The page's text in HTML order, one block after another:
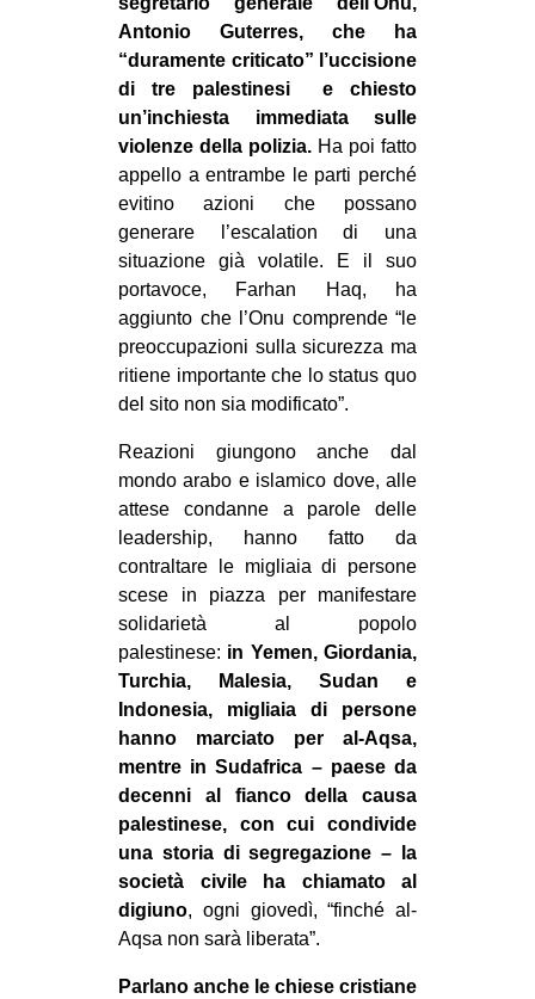
Antonio Guterres, che ha
“duramente criticato” l’uccisione
di tre palestinesi e chiesto
un’inchiesta immediata sulle
violenze della polizia. Ha poi fatto
appello a entrambe le parti perché
evitino azioni che possano
generare l’escalation di una
situazione già volatile. E il suo
portavoce, Farhan Haq, ha
aggiunto che l’Onu comprende “le
preoccupazioni sulla sicurezza ma
ritiene importante che lo status quo
del sito non sia modificato”.
Reazioni giungono anche dal
mondo arabo e islamico dove, alle
attese condanne a parole delle
leadership, hanno fatto da
contraltare le migliaia di persone
scese in piazza per manifestare
solidarietà al popolo
palestinese: in Yemen, Giordania,
Turchia, Malesia, Sudan e
Indonesia, migliaia di persone
hanno marciato per al-Aqsa,
mentre in Sudafrica – paese da
decenni al fianco della causa
palestinese, con cui condivide
una storia di segregazione – la
società civile ha chiamato al
digiuno, ogni giovedì, “finché al-
Aqsa non sarà liberata”.
Parlano anche le chiese cristiane